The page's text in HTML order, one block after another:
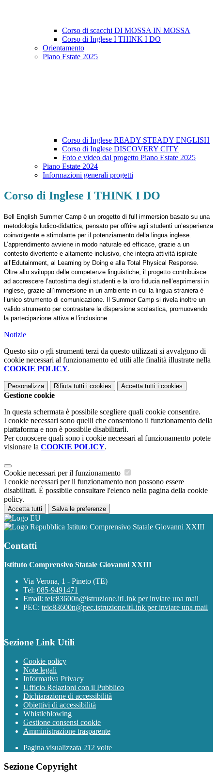
Corso di scacchi DI MOSSA IN MOSSA
Corso di Inglese I THINK I DO
Orientamento
Piano Estate 2025
Corso di Inglese READY STEADY ENGLISH
Corso di Inglese DISCOVERY CITY
Foto e video dal progetto Piano Estate 2025
Piano Estate 2024
Informazioni generali progetti
Corso di Inglese I THINK I DO
Bell English Summer Camp è un progetto di full immersion basato su una
metodologia ludico-didattica, pensato per offrire agli studenti un’esperienza
coinvolgente e stimolante per il potenziamento della lingua inglese.
L’apprendimento avviene in modo naturale ed efficace, grazie a un
contesto divertente e altamente inclusivo, che integra attività ispirate
all’Edutainment, al Learning by Doing e alla Total Physical Response.
Oltre allo sviluppo delle competenze linguistiche, il progetto contribuisce
ad accrescere l’autostima degli studenti e la loro fiducia nell’esprimersi in
inglese, grazie all’immersione in un ambiente in cui la lingua straniera è
l’unico strumento di comunicazione. Il Summer Camp si rivela inoltre un
valido strumento per contrastare la dispersione scolastica, promuovendo
la partecipazione attiva e l’inclusione.
Notizie
Questo sito o gli strumenti terzi da questo utilizzati si avvalgono di
cookie necessari al funzionamento ed utili alle finalità illustrate nella
COOKIE POLICY.
Personalizza Rifiuta tutti i cookies Accetta tutti i cookies
Gestione cookie
In questa schermata è possibile scegliere quali cookie consentire.
I cookie necessari sono quelli che consentono il funzionamento della
piattaforma e non è possibile disabilitarli.
Per conoscere quali sono i cookie necessari al funzionamento potete
visionare la COOKIE POLICY.
Cookie necessari per il funzionamento
I cookie necessari per il funzionamento non possono essere
disabilitati. È possibile consultare l'elenco nella pagina della cookie
policy.
Accetta tutti Salva le preferenze
Istituto Comprensivo Statale Giovanni XXIII
Contatti
Istituto Comprensivo Statale Giovanni XXIII
Via Verona, 1 - Pineto (TE)
Tel: 085-9491471
Email: teic83600n@istruzione.itLink per inviare una mail
PEC: teic83600n@pec.istruzione.itLink per inviare una mail
Sezione Link Utili
Cookie policy
Note legali
Informativa Privacy
Ufficio Relazioni con il Pubblico
Dichiarazione di accessibilità
Obiettivi di accessibilità
Whistleblowing
Gestione consensi cookie
Amministrazione trasparente
Pagina visualizzata 212 volte
Sezione Copyright